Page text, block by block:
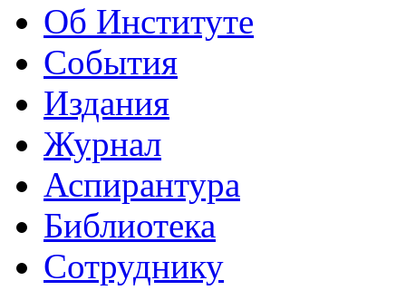
Об Институте
События
Издания
Журнал
Аспирантура
Библиотека
Сотруднику